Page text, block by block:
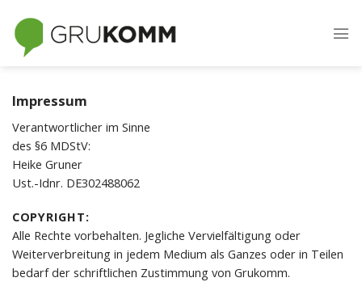
content
Impressum
Verantwortlicher im Sinne
des §6 MDStV:
Heike Gruner
Ust.-Idnr. DE302488062
COPYRIGHT:
Alle Rechte vorbehalten. Jegliche Vervielfältigung oder
Weiterverbreitung in jedem Medium als Ganzes oder in Teilen
bedarf der schriftlichen Zustimmung von Grukomm.